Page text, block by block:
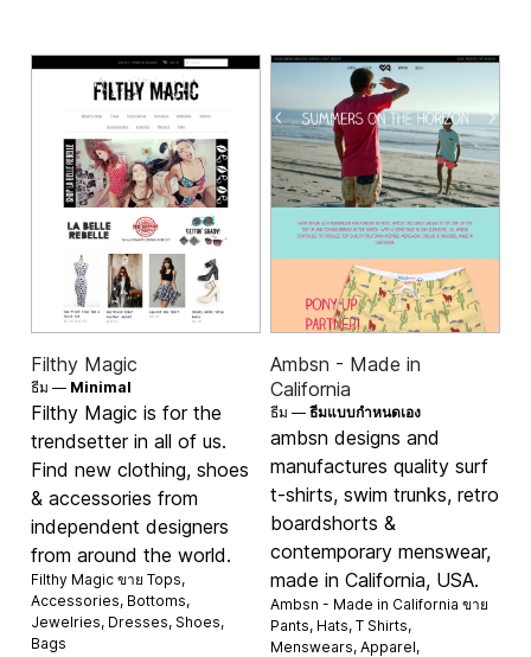
Filthy Magic
ธีม — Minimal
Filthy Magic is for the
trendsetter in all of us.
Find new clothing, shoes
& accessories from
independent designers
from around the world.
Filthy Magic ขายTops,
Accessories, Bottoms,
Jewelries, Dresses, Shoes,
Bags
Ambsn - Made in
California
ธีม — ธีมแบบกำหนดเอง
ambsn designs and
manufactures quality surf
t-shirts, swim trunks, retro
boardshorts &
contemporary menswear,
made in California, USA.
Ambsn - Made in California ขาย
Pants, Hats, T Shirts,
Menswears, Apparel,